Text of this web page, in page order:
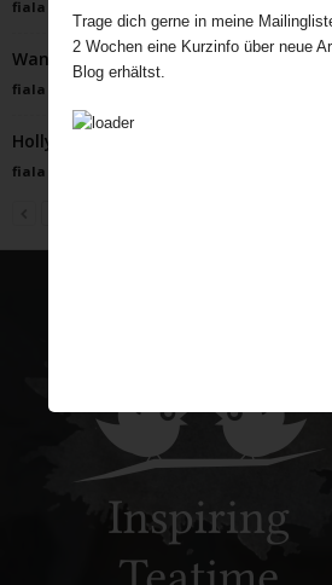
fiala
Wanderung auf den Spuren der
fiala
Hollywood im Schlosshotel Kronberg
fiala
Trage dich gerne in meine
2 Wochen eine Kurzinfo über neue
Blog erhältst.